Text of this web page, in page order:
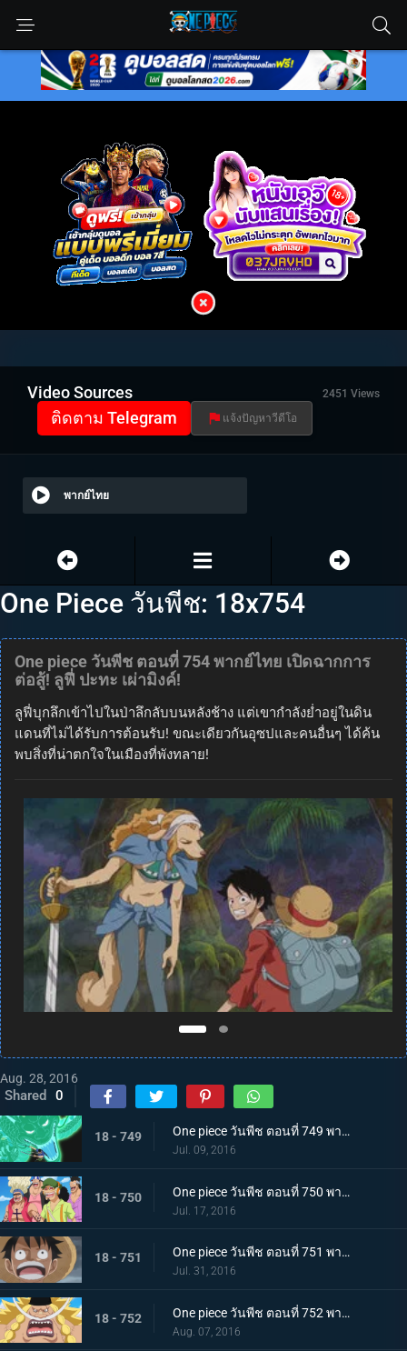
Video Sources 2451 Views
ติดตาม Telegram แจ้งปัญหาวีดีโอ
พากย์ไทย
One Piece วันพีช: 18x754
One piece วันพีช ตอนที่ 754 พากย์ไทย เปิดฉากการ
ต่อสู้! ลูฟี่ ปะทะ เผ่ามิงค์!
ลูฟี่บุกลึกเข้าไปในป่าลึกลับบนหลังช้าง แต่เขากำลังย่ำอยู่ในดิน
แดนที่ไม่ได้รับการต้อนรับ! ขณะเดียวกันอุซปและคนอื่นๆ ได้ค้น
พบสิ่งที่น่าตกใจในเมืองที่พังทลาย!
Aug. 28, 2016
Shared 0
18 - 749 One piece วันพีช ตอนที่ 749 พากย์ไทย ปะดาบเลือดเดือด! ลอว์ โซโล มาถึงแล้ว!
Jul. 09, 2016
18 - 750 One piece วันพีช ตอนที่ 750 พากย์ไทย เข้าตาจน! ลูฟี่สุดขีดการต่อสู้ที่ร้อนระอุ!
Jul. 17, 2016
18 - 751 One piece วันพีช ตอนที่ 751 พากย์ไทย การผจญภัยครั้งใหม่ถึงแล้ว โซ เกาะลึกลับ!
Jul. 31, 2016
18 - 752 One piece วันพีช ตอนที่ 752 พากย์ไทย เจ็ดเทพโจรสลัดคนใหม่! ลูกชายของหนวดขาวในตำนานปรากฏตัว!
Aug. 07, 2016